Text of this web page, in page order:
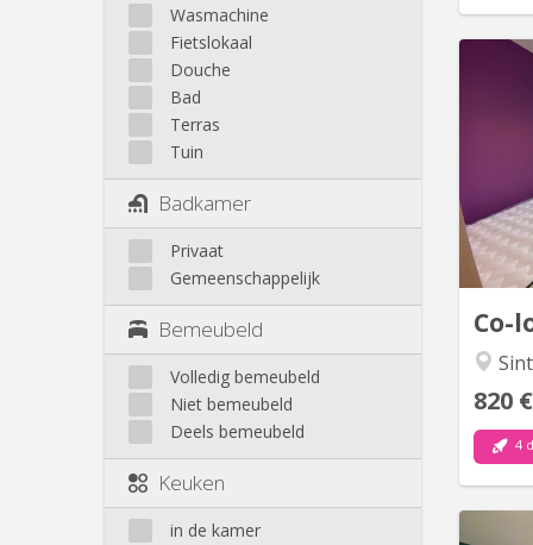
Wasmachine
Fietslokaal
Douche
Bad
Terras
Tuin
Badkamer
Privaat
Gemeenschappelijk
Bemeubeld
Volledig bemeubeld
Niet bemeubeld
Deels bemeubeld
Keuken
in de kamer
Co-
820 €
4
de la